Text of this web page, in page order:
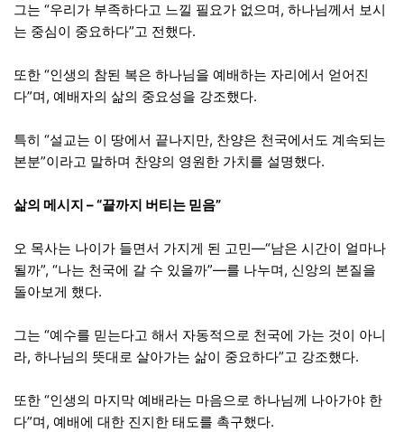
그는 “우리가 부족하다고 느낄 필요가 없으며, 하나님께서 보시
는 중심이 중요하다”고 전했다.
또한 “인생의 참된 복은 하나님을 예배하는 자리에서 얻어진
다”며, 예배자의 삶의 중요성을 강조했다.
특히 “설교는 이 땅에서 끝나지만, 찬양은 천국에서도 계속되는
본분”이라고 말하며 찬양의 영원한 가치를 설명했다.
삶의 메시지 – “끝까지 버티는 믿음”
오 목사는 나이가 들면서 가지게 된 고민—“남은 시간이 얼마나
될까”, “나는 천국에 갈 수 있을까”—를 나누며, 신앙의 본질을
돌아보게 했다.
그는 “예수를 믿는다고 해서 자동적으로 천국에 가는 것이 아니
라, 하나님의 뜻대로 살아가는 삶이 중요하다”고 강조했다.
또한 “인생의 마지막 예배라는 마음으로 하나님께 나아가야 한
다”며, 예배에 대한 진지한 태도를 촉구했다.